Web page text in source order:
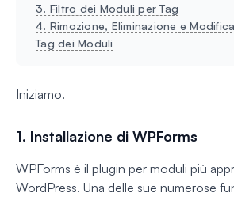
3. Filtro dei Moduli per Tag
4. Rimozione, Eliminazione e
Tag dei Moduli
Iniziamo.
1. Installazione di WPForms
WPForms è il plugin per moduli più
WordPress. Una delle sue numerose